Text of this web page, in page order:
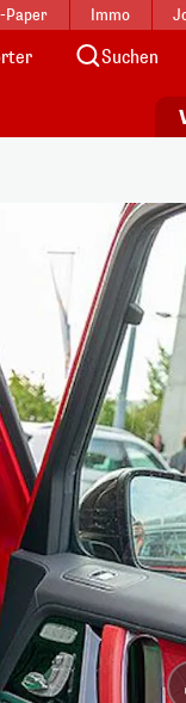
Paper Immo
Suchen